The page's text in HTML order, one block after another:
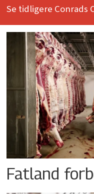
Se tidligere Conrads
Fatland